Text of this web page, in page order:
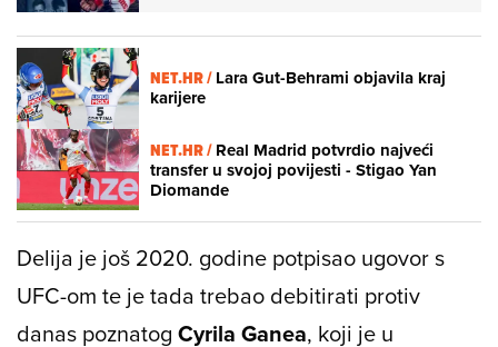
NET.HR /Lara Gut-Behrami objavila kraj
karijere
NET.HR /Real Madrid potvrdio najveći
transfer u svojoj povijesti - Stigao Yan
Diomande
Delija je još 2020. godine potpisao ugovor s
UFC-om te je tada trebao debitirati protiv
danas poznatog Cyrila Ganea, koji je u